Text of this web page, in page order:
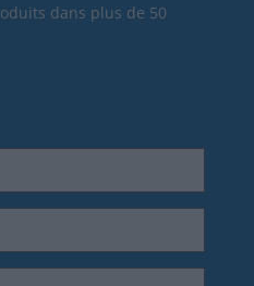
dans plus de 50